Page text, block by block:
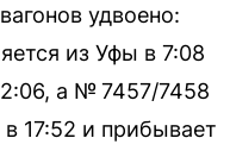
удвоено:
из Уфы в 7:08
а № 7457/7458
17:52 и прибывает